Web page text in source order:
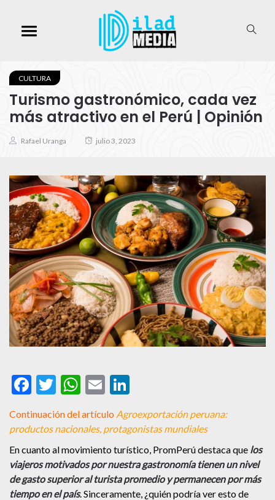
CULTURA
Turismo gastronómico, cada vez
más atractivo en el Perú | Opinión
Rafael Uranga julio 3, 2023
Facebook
Twitter
WhatsApp
Email
Continuación del artículo Agroexportación peruana:
productos nacionales, protagonistas mundiales
En cuanto al movimiento turístico, PromPerú destaca que los
viajeros motivados por nuestra gastronomía tienen un nivel
de gasto superior al turista promedio y permanecen por más
tiempo en el país. Sinceramente, ¿quién podría ver esto de